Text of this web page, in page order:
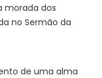
morada dos
no Sermão da
de uma alma